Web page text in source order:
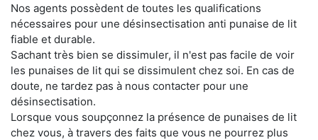
Nos agents possèdent de toutes les qualifications
nécessaires pour une désinsectisation anti punaise de lit
fiable et durable.
Sachant très bien se dissimuler, il n'est pas facile de voir
les punaises de lit qui se dissimulent chez soi. En cas de
doute, ne tardez pas à nous contacter pour une
désinsectisation.
Lorsque vous soupçonnez la présence de punaises de lit
chez vous, à travers des faits que vous ne pourrez plus